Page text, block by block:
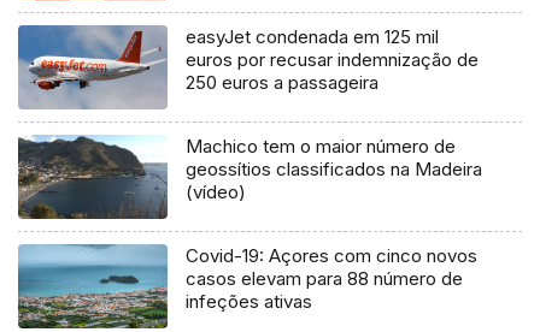
easyJet condenada em 125 mil
euros por recusar indemnização de
250 euros a passageira
Machico tem o maior número de
geossítios classificados na Madeira
(vídeo)
Covid-19: Açores com cinco novos
casos elevam para 88 número de
infeções ativas